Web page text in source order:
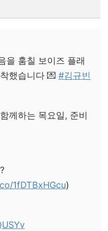
을 훔칠 보이즈 플래
했습니다 💌 #김규빈
께하는 목요일, 준비
1fDTBxHGcu)